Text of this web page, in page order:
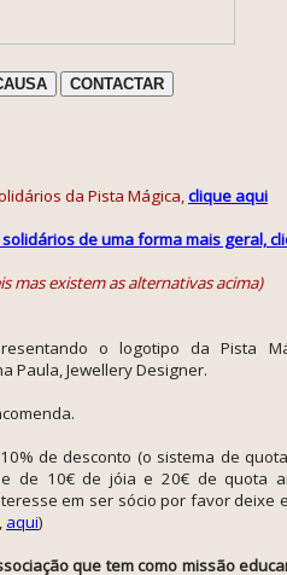
CONTACTAR
da Pista Mágica,clique aqui
de uma forma mais geral,
mas existem as alternativas acima)
o logotipo da Pista
Paula, Jewellery Designer.
de desconto (o sistema de
de 10€ de jóia e 20€ de quota
em ser sócio por favor deixe
aqui)
que tem como missão e